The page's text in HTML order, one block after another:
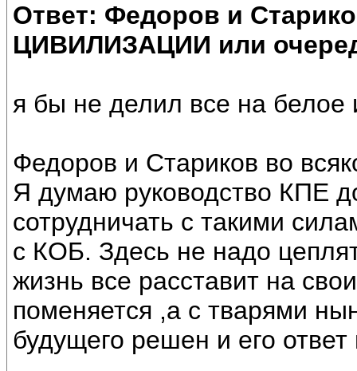
Ответ: Федоров и
ЦИВИЛИЗАЦИИ или
я бы не делил все на белое
Федоров и Стариков во
Я думаю руководство КПЕ
сотрудничать с такими
с КОБ. Здесь не надо
жизнь все расставит на
поменяется ,а с тварями
будущего решен и его